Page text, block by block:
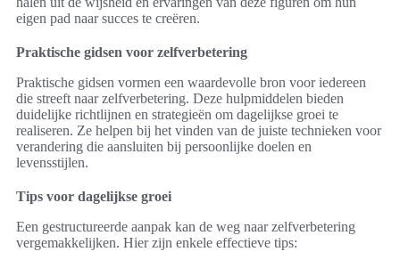
eigen pad naar succes te creëren.
Praktische gidsen voor zelfverbetering
Praktische gidsen vormen een waardevolle bron voor iedereen
die streeft naar zelfverbetering. Deze hulpmiddelen bieden
duidelijke richtlijnen en strategieën om dagelijkse groei te
realiseren. Ze helpen bij het vinden van de juiste technieken voor
verandering die aansluiten bij persoonlijke doelen en
levensstijlen.
Tips voor dagelijkse groei
Een gestructureerde aanpak kan de weg naar zelfverbetering
vergemakkelijken. Hier zijn enkele effectieve tips: